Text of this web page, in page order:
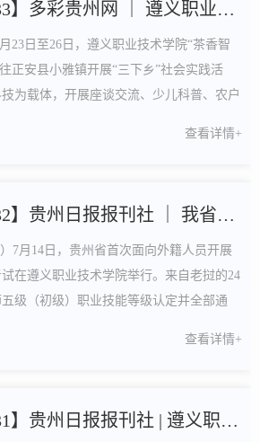
【媒体看遵职133】多彩贵州网 ｜ 遵义职业技术学院：科技助农...
23日至26日，遵义职业技术学院“茶香智
正安县小雅镇开展“三下乡”社会实践活
为载体，开展座谈交流、少儿科普、农户
梦。实践团队在小雅镇桐梓坪村向青少年
查看详情+
【媒体看遵职132】贵州日报报刊社 ｜ 我省首次开展涉外茶艺技...
7月14日，贵州省首次面向外籍人员开展
在遵义职业技术学院举行。来自老挝的24
级（初级）职业技能等级认定并全部通
媒促进中外人文交流的生动实践。 从识
查看详情+
【媒体看遵职131】贵州日报报刊社 | 遵义职院完成贵州省首次...